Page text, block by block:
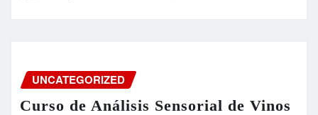
UNCATEGORIZED
Curso de Análisis Sensorial de Vinos